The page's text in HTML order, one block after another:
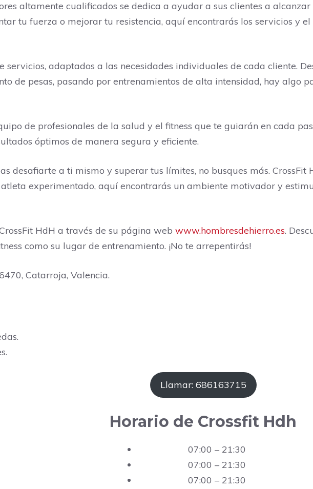
altamente cualificados se dedica a ayudar a sus clientes a
tu fuerza o mejorar tu resistencia, aquí encontrarás los servicios y
adaptados a las necesidades individuales de cada cliente.
de pesas, pasando por entrenamientos de alta intensidad, hay algo
de profesionales de la salud y el fitness que te guiarán en cada
óptimos de manera segura y eficiente.
desafiarte a ti mismo y superar tus límites, no busques más.
experimentado, aquí encontrarás un ambiente motivador y
HdH a través de su página web www.hombresdehierro.es.
como su lugar de entrenamiento. ¡No te arrepentirás!
Catarroja, Valencia.
Llamar: 686163715
Horario de Crossfit Hdh
07:00 – 21:30
07:00 – 21:30
07:00 – 21:30